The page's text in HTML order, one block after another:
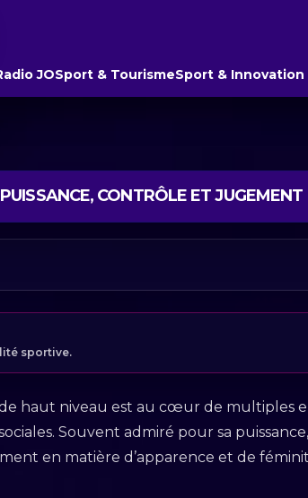
JOSport & TourismeSport & Innovation
CONTRÔLE ET JUGEMENT
sportive.
de haut niveau est au cœur de multiples
Souvent admiré pour sa
en matière d’apparence et de